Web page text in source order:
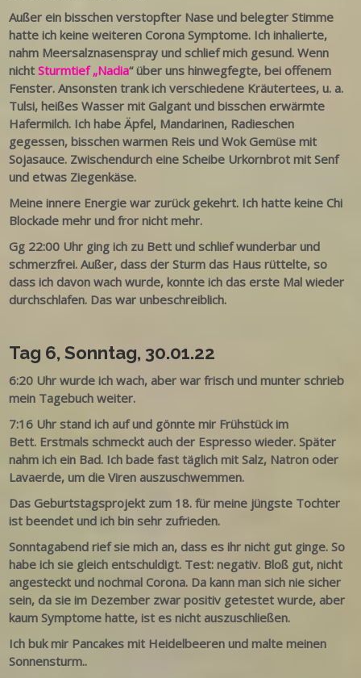
Außer ein bisschen verstopfter Nase und belegter Stimme
hatte ich keine weiteren Corona Symptome. Ich inhalierte,
nahm Meersalznasenspray und schlief mich gesund. Wenn
nichtSturmtief „Nadia“ über uns hinwegfegte, bei offenem
Fenster. Ansonsten trank ich verschiedene Kräutertees, u. a.
Tulsi, heißes Wasser mit Galgant und bisschen erwärmte
Hafermilch. Ich habe Äpfel, Mandarinen, Radieschen
gegessen, bisschen warmen Reis und Wok Gemüse mit
Sojasauce. Zwischendurch eine Scheibe Urkornbrot mit Senf
und etwas Ziegenkäse.
Meine innere Energie war zurück gekehrt. Ich hatte keine Chi
Blockade mehr und fror nicht mehr.
Gg 22:00 Uhr ging ich zu Bett und schlief wunderbar und
schmerzfrei. Außer, dass der Sturm das Haus rüttelte, so
dass ich davon wach wurde, konnte ich das erste Mal wieder
durchschlafen. Das war unbeschreiblich.
Tag 6, Sonntag, 30.01.22
6:20 Uhr wurde ich wach, aber war frisch und munter schrieb
mein Tagebuch weiter.
7:16 Uhr stand ich auf und gönnte mir Frühstück im
Bett. Erstmals schmeckt auch der Espresso wieder. Später
nahm ich ein Bad. Ich bade fast täglich mit Salz, Natron oder
Lavaerde, um die Viren auszuschwemmen.
Das Geburtstagsprojekt zum 18. für meine jüngste Tochter
ist beendet und ich bin sehr zufrieden.
Sonntagabend rief sie mich an, dass es ihr nicht gut ginge. So
habe ich sie gleich entschuldigt. Test: negativ. Bloß gut, nicht
angesteckt und nochmal Corona. Da kann man sich nie sicher
sein, da sie im Dezember zwar positiv getestet wurde, aber
kaum Symptome hatte, ist es nicht auszuschließen.
Ich buk mir Pancakes mit Heidelbeeren und malte meinen
Sonnensturm..